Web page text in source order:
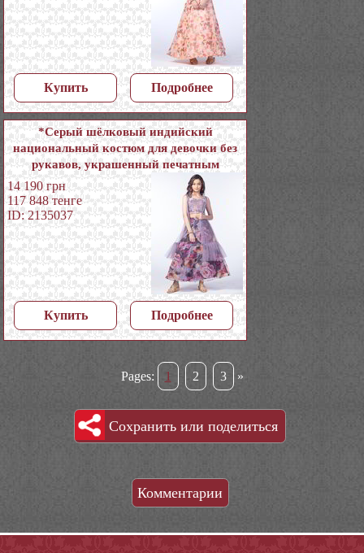
Купить Подробнее
*Серый шёлковый индийский
национальный костюм для девочки без
рукавов, украшенный печатным
14 190 грн
117 848 тенге
ID: 2135037
Купить Подробнее
Pages: 1 2 3 »
Сохранить или поделиться
Комментарии